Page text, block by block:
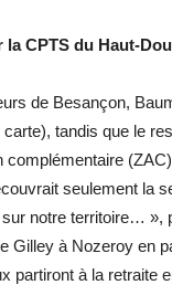
CPTS du Haut-
de Besançon,
tandis que le
complémentaire
seulement la
notre territoire…
Gilley à Nozeroy en
partiront à la retraite